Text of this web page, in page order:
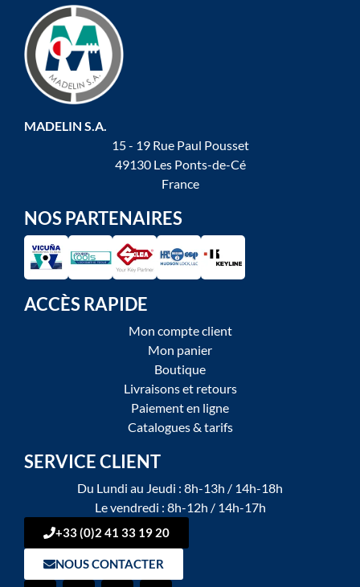
MADELIN S.A.
15 - 19 Rue Paul Pousset
49130 Les Ponts-de-Cé
France
NOS PARTENAIRES
ACCÈS RAPIDE
Mon compte client
Mon panier
Boutique
Livraisons et retours
Paiement en ligne
Catalogues & tarifs
SERVICE CLIENT
Du Lundi au Jeudi : 8h-13h / 14h-18h
Le vendredi : 8h-12h / 14h-17h
+33 (0)2 41 33 19 20
NOUS CONTACTER